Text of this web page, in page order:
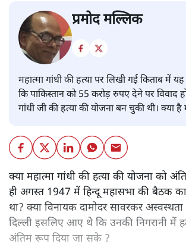
प्रमोद मल्लिक
महात्मा गांधी की हत्या पर लिखी गई किताब में यह
कि पाकिस्तान को 55 करोड़ रुपए देने पर विवाद
गांधी जी की हत्या की योजना बन चुकी थी। क्या है
क्या महात्मा गांधी की हत्या की योजना को
ही अगस्त 1947 में हिन्दू महासभा की बैठक का
था? क्या विनायक दामोदर सावरकर
दिल्ली इसलिए आए थे कि उनकी निगरानी में
अंतिम रूप दिया जा सके ?